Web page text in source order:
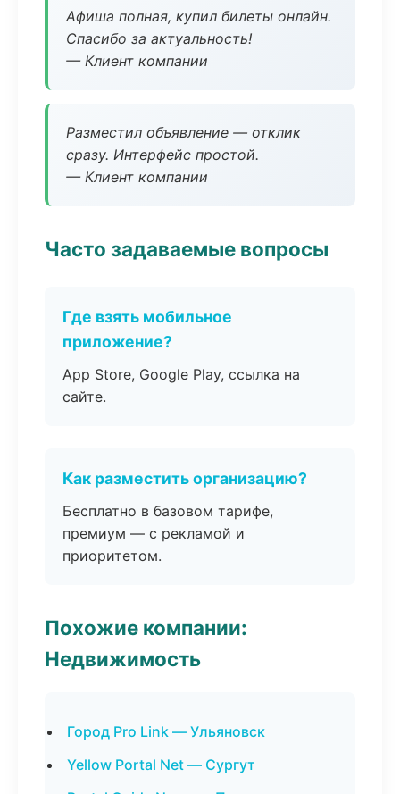
Афиша полная, купил билеты онлайн.
Спасибо за актуальность!
— Клиент компании
Разместил объявление — отклик
сразу. Интерфейс простой.
— Клиент компании
Часто задаваемые вопросы
Где взять мобильное
приложение?
App Store, Google Play, ссылка на
сайте.
Как разместить организацию?
Бесплатно в базовом тарифе,
премиум — с рекламой и
приоритетом.
Похожие компании:
Недвижимость
Город Pro Link — Ульяновск
Yellow Portal Net — Сургут